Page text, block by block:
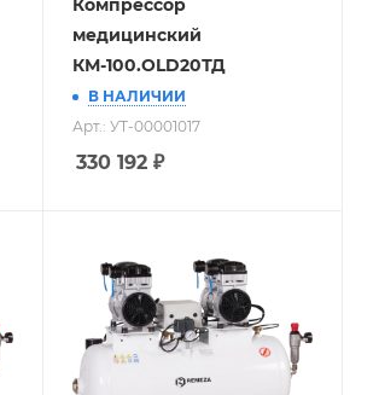
медицинский
КМ-100.OLD20ТД
В НАЛИЧИИ
Арт.: УТ-00001017
330 192₽